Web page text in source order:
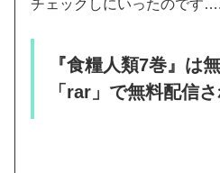
チェックしにいったのです
『食糧人類7巻』は
「rar」で無料配信